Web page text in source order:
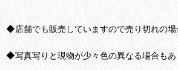
◆店舗でも販売していますので売り切れの場
◆写真写りと現物が少々色の異なる場合もあ